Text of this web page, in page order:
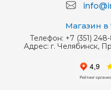
Магазин
Телефон: +7 (351)
Адрес: г. Челябинск,